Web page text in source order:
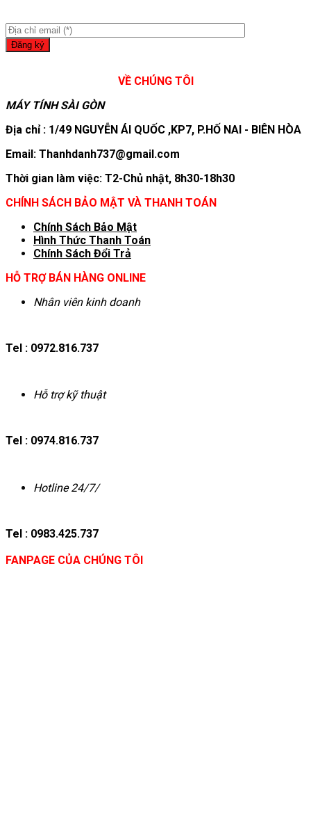
VỀ CHÚNG TÔI
MÁY TÍNH SÀI GÒN
Địa chỉ : 1/49 NGUYỄN ÁI QUỐC ,KP7, P.HỐ NAI - BIÊN HÒA
Email: Thanhdanh737@gmail.com
Thời gian làm việc: T2-Chủ nhật, 8h30-18h30
CHÍNH SÁCH BẢO MẬT VÀ THANH TOÁN
Chính Sách Bảo Mật
Hình Thức Thanh Toán
Chính Sách Đổi Trả
HỖ TRỢ BÁN HÀNG ONLINE
Nhân viên kinh doanh
Tel : 0972.816.737
Hỗ trợ kỹ thuật
Tel : 0974.816.737
Hotline 24/7/
Tel : 0983.425.737
FANPAGE CỦA CHÚNG TÔI